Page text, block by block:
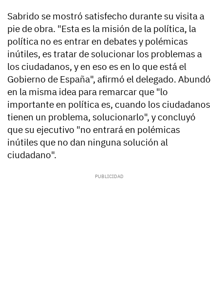
Sabrido se mostró satisfecho durante su visita a
pie de obra. "Esta es la misión de la política, la
política no es entrar en debates y polémicas
inútiles, es tratar de solucionar los problemas a
los ciudadanos, y en eso es en lo que está el
Gobierno de España", afirmó el delegado. Abundó
en la misma idea para remarcar que "lo
importante en política es, cuando los ciudadanos
tienen un problema, solucionarlo", y concluyó
que su ejecutivo "no entrará en polémicas
inútiles que no dan ninguna solución al
ciudadano".